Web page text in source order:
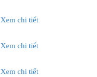
Xem chi tiết
Xem chi tiết
Xem chi tiết